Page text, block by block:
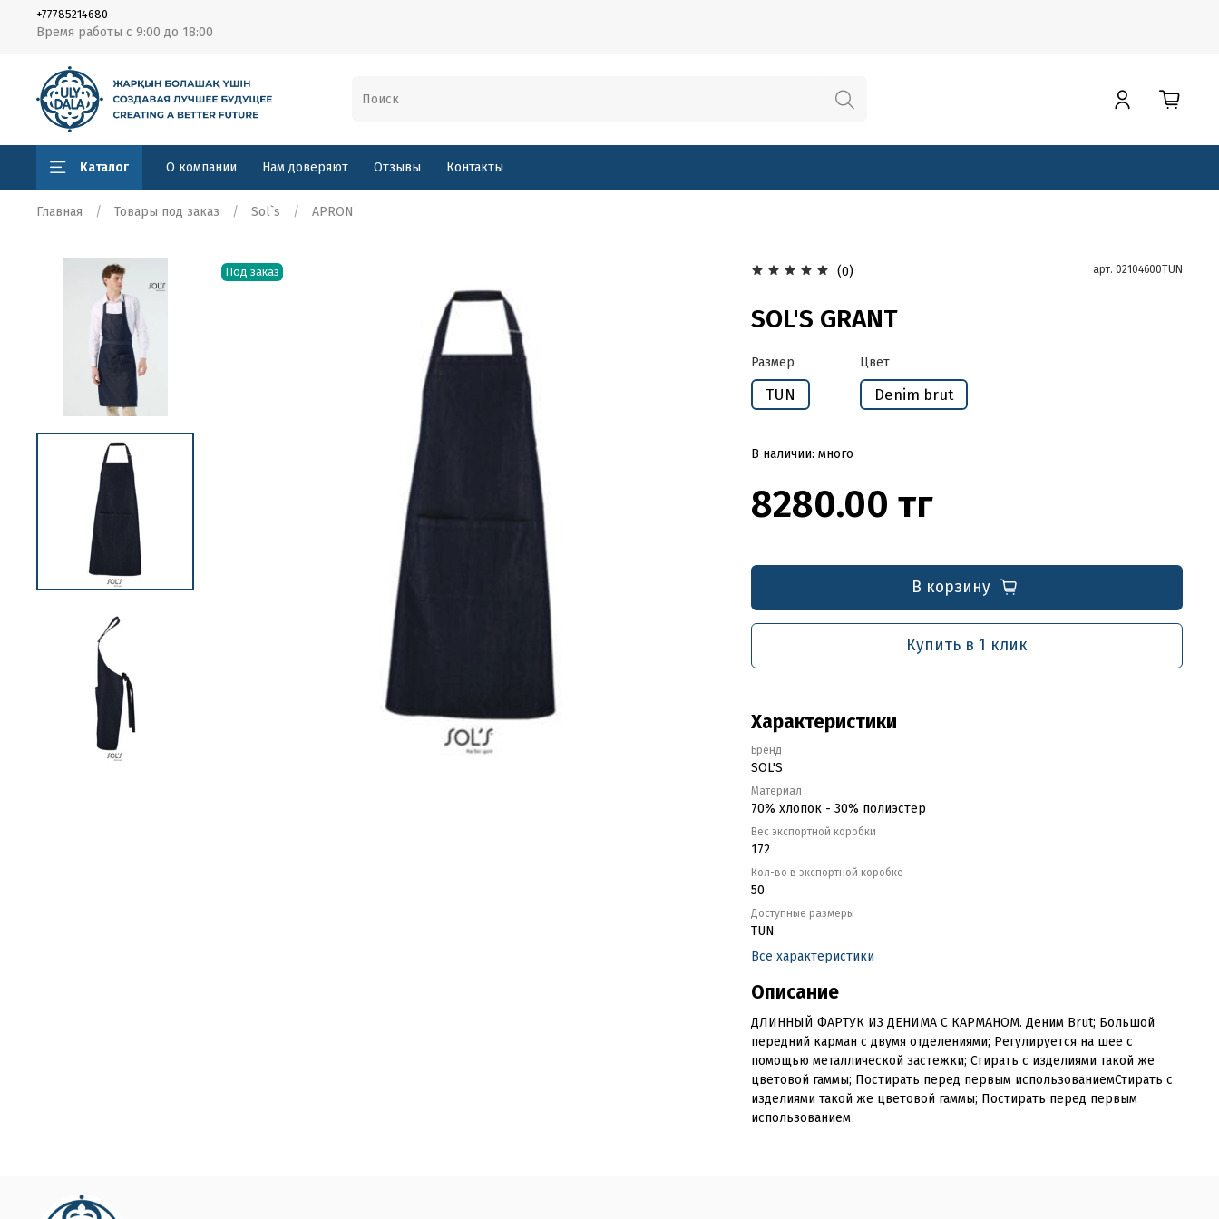
Время работы с 9:00 до 18:00
+77785214680
Каталог О компании Нам доверяют Отзывы Контакты
Главная Товары под заказ Sol`s APRON
Под заказ (0) арт. 02104600TUN
SOL'S GRANT
Размер
TUN
Цвет
Denim brut
В наличии: много
8280.00 тг
В корзину
Купить в 1 клик
Характеристики
Бренд
SOL'S
Материал
70% хлопок - 30% полиэстер
Вес экспортной коробки
172
Кол-во в экспортной коробке
50
Доступные размеры
TUN
Все характеристики
Описание
ДЛИННЫЙ ФАРТУК ИЗ ДЕНИМА С КАРМАНОМ. Деним Brut; Большой
передний карман с двумя отделениями; Регулируется на шее с
помощью металлической застежки; Стирать с изделиями такой же
цветовой гаммы; Постирать перед первым использованиемСтирать с
изделиями такой же цветовой гаммы; Постирать перед первым
использованием